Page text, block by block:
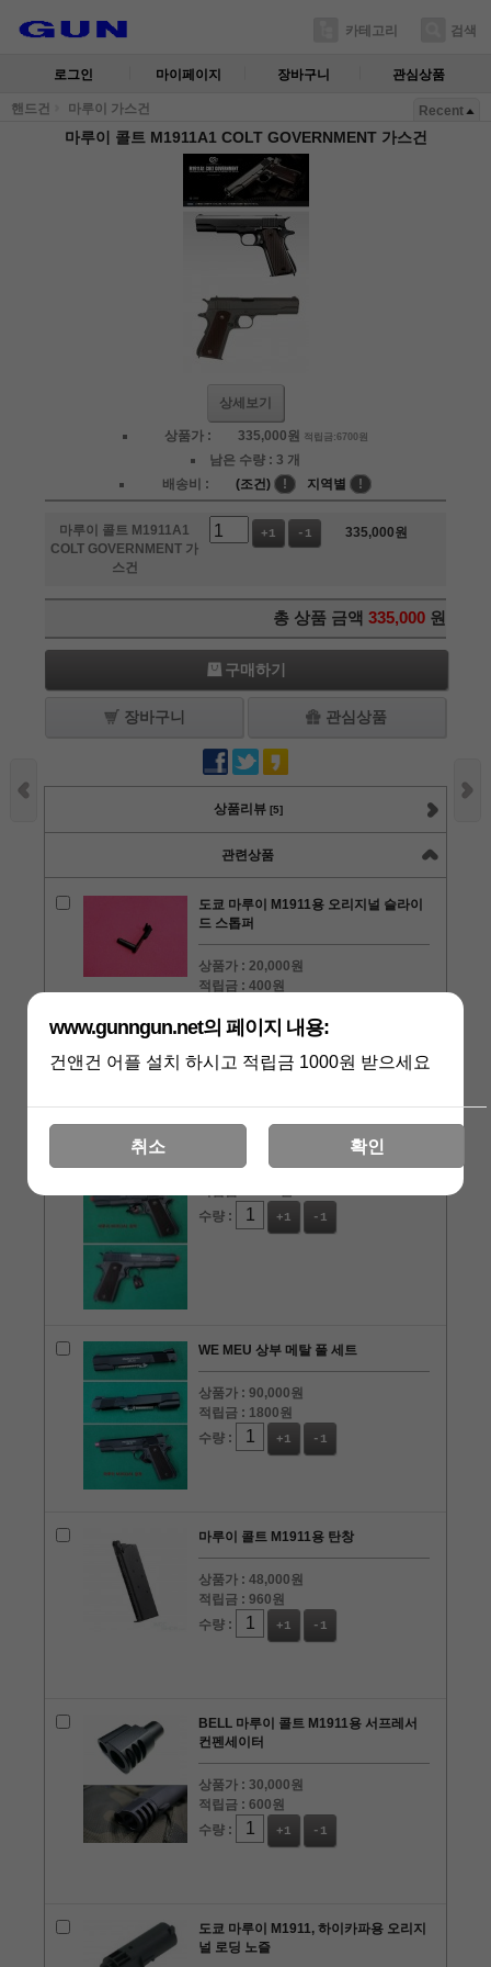
카테고리 검색
로그인 마이페이지 장바구니 관심상품
핸드건 마루이 가스건 Recent
마루이 콜트 M1911A1 COLT GOVERNMENT 가스건
상세보기
상품가 : 335,000원 적립금:6700원
남은 수량 :3 개
배송비 :
(조건) ! 지역별 !
마루이 콜트 M1911A1
COLT GOVERNMENT 가
스건
+1 -1 335,000원
총 상품 금액 335,000 원
구매하기
장바구니 관심상품
상품리뷰 [5]
관련상품
도쿄 마루이 M1911용 오리지널 슬라이
드 스톱퍼
상품가 :20,000원
적립금 :400원
WE 스프링필드 M1911A1 상부 메탈 풀
세트
상품가 :
90,000원
수량 :
+1 -1
WE MEU 상부 메탈 풀 세트
상품가 :90,000원
적립금 : 1800원
수량 :
+1 -1
마루이 콜트 M1911용 탄창
상품가 :48,000원
적립금 :960원
수량 :
+1 -1
BELL 마루이 콜트 M1911용 서프레서
컨펜세이터
상품가 :30,000원
적립금 :600원
수량 :
+1 -1
도쿄 마루이 M1911, 하이카파용 오리지
널 로딩 노즐
www.gunngun.net의 페이지 내용:
건앤건 어플 설치 하시고 적립금 1000원 받으세요
취소 확인